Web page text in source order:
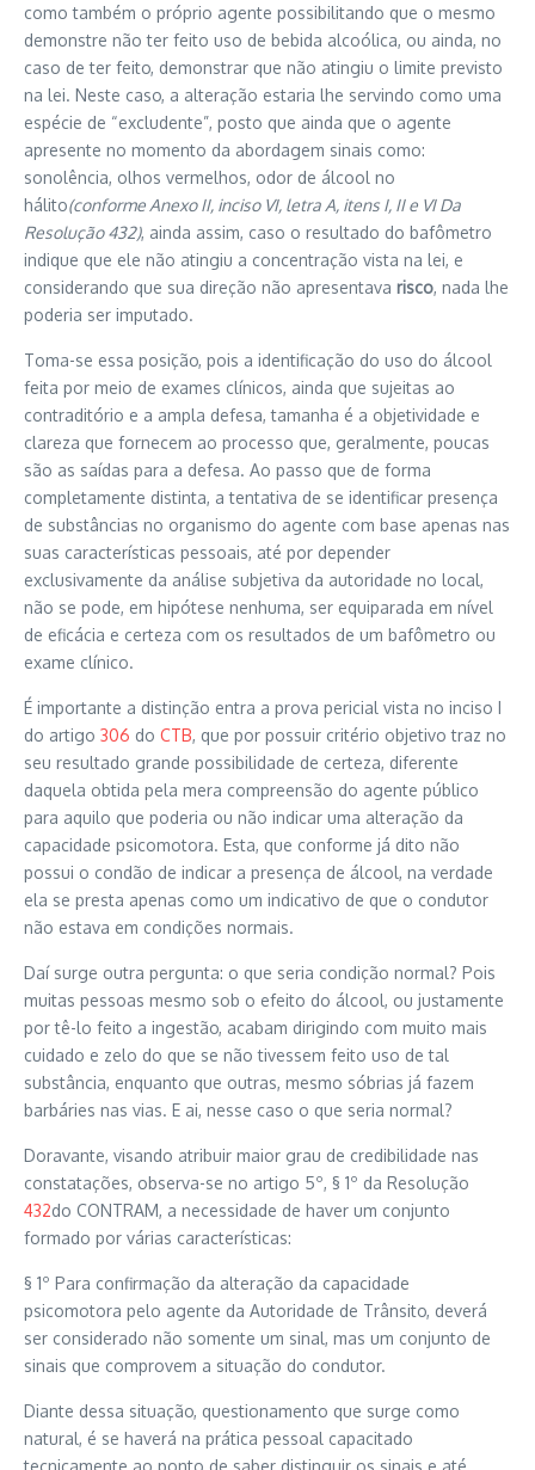
como também o próprio agente possibilitando que o mesmo
demonstre não ter feito uso de bebida alcoólica, ou ainda, no
caso de ter feito, demonstrar que não atingiu o limite previsto
na lei. Neste caso, a alteração estaria lhe servindo como uma
espécie de “excludente”, posto que ainda que o agente
apresente no momento da abordagem sinais como:
sonolência, olhos vermelhos, odor de álcool no
hálito(conforme Anexo II, inciso VI, letra A, itens I, II e VI Da
Resolução 432), ainda assim, caso o resultado do bafômetro
indique que ele não atingiu a concentração vista na lei, e
considerando que sua direção não apresentava risco, nada lhe
poderia ser imputado.
Toma-se essa posição, pois a identificação do uso do álcool
feita por meio de exames clínicos, ainda que sujeitas ao
contraditório e a ampla defesa, tamanha é a objetividade e
clareza que fornecem ao processo que, geralmente, poucas
são as saídas para a defesa. Ao passo que de forma
completamente distinta, a tentativa de se identificar presença
de substâncias no organismo do agente com base apenas nas
suas características pessoais, até por depender
exclusivamente da análise subjetiva da autoridade no local,
não se pode, em hipótese nenhuma, ser equiparada em nível
de eficácia e certeza com os resultados de um bafômetro ou
exame clínico.
É importante a distinção entra a prova pericial vista no inciso I
do artigo 306 do CTB, que por possuir critério objetivo traz no
seu resultado grande possibilidade de certeza, diferente
daquela obtida pela mera compreensão do agente público
para aquilo que poderia ou não indicar uma alteração da
capacidade psicomotora. Esta, que conforme já dito não
possui o condão de indicar a presença de álcool, na verdade
ela se presta apenas como um indicativo de que o condutor
não estava em condições normais.
Daí surge outra pergunta: o que seria condição normal? Pois
muitas pessoas mesmo sob o efeito do álcool, ou justamente
por tê-lo feito a ingestão, acabam dirigindo com muito mais
cuidado e zelo do que se não tivessem feito uso de tal
substância, enquanto que outras, mesmo sóbrias já fazem
barbáries nas vias. E ai, nesse caso o que seria normal?
Doravante, visando atribuir maior grau de credibilidade nas
constatações, observa-se no artigo 5º, § 1º da Resolução
432do CONTRAM, a necessidade de haver um conjunto
formado por várias características:
§ 1º Para confirmação da alteração da capacidade
psicomotora pelo agente da Autoridade de Trânsito, deverá
ser considerado não somente um sinal, mas um conjunto de
sinais que comprovem a situação do condutor.
Diante dessa situação, questionamento que surge como
natural, é se haverá na prática pessoal capacitado
tecnicamente ao ponto de saber distinguir os sinais e até